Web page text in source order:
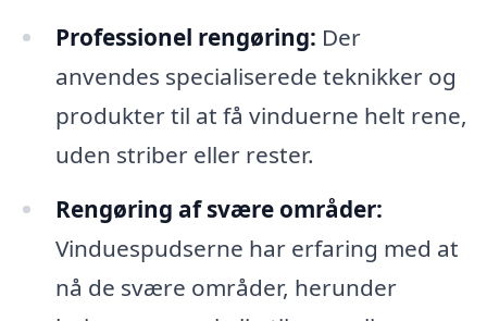
Professionel rengøring: Der
anvendes specialiserede teknikker og
produkter til at få vinduerne helt rene,
uden striber eller rester.
Rengøring af svære områder:
Vinduespudserne har erfaring med at
nå de svære områder, herunder